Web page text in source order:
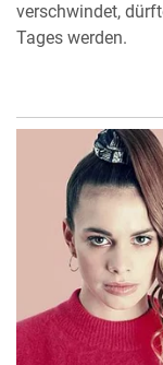
verschwindet,
Tages werden.